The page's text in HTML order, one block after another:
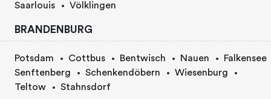
Saarlouis
Völklingen
BRANDENBURG
Potsdam Cottbus Bentwisch Nauen
Falkensee
Senftenberg
Schenkendöbern
Wiesenburg
Teltow
Stahnsdorf